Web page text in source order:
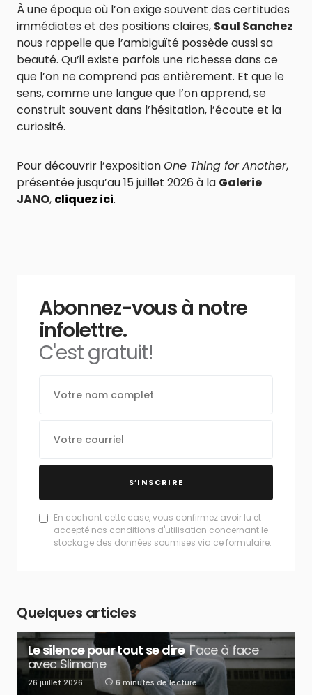
À une époque où l’on exige souvent des certitudes
immédiates et des positions claires, Saul Sanchez
nous rappelle que l’ambiguïté possède aussi sa
beauté. Qu’il existe parfois une richesse dans ce
que l’on ne comprend pas entièrement. Et que le
sens, comme une langue que l’on apprend, se
construit souvent dans l’hésitation, l’écoute et la
curiosité.
Pour découvrir l’expositionOne Thing for Another,
présentée jusqu’au 15 juillet 2026 à la Galerie
JANO, cliquez ici.
Abonnez-vous à notre
infolettre.
C'est gratuit!
S’INSCRIRE
En cochant cette case, vous confirmez avoir lu et
accepté nos conditions d'utilisation concernant le
stockage des données soumises via ce formulaire.
Quelques articles
Le silence pour tout se dire Face à face
avec Slimane
26 juillet 2026 6 minutes de lecture